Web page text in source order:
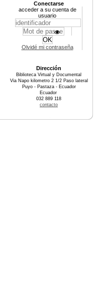
Conectarse
acceder a su cuenta de
usuario
Olvidé mi contraseña
Dirección
Biblioteca Virtual y Documental
Via Napo kilometro 2 1/2 Paso lateral
Puyo - Pastaza - Ecuador
Ecuador
032 889 118
contacto